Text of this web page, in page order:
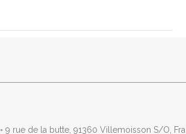
◦ 9 rue de la butte, 91360 Villemoisson S/